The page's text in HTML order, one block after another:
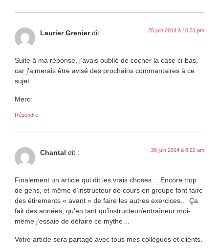
Laurier Grenier dit : 25 juin 2014 à 10:31 pm
Suite à ma réponse, j’avais oublié de cocher la case ci-bas,
car j’aimerais être avisé des prochains commantaires à ce
sujet.
Merci
Répondre
Chantal dit : 26 juin 2014 à 8:22 am
Finalement un article qui dit les vrais choses… Encore trop
de gens, et même d’instructeur de cours en groupe font faire
des étirements « avant » de faire les autres exercices… Ça
fait des années, qu’en tant qu’instructeur/entraîneur moi-
même j’essaie de défaire ce mythe…
Votre article sera partagé avec tous mes collègues et clients.